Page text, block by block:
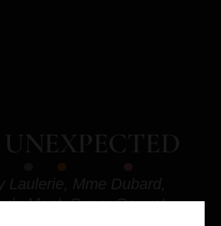
du Mont, Super Gouyat